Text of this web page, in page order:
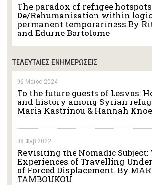
The paradox of refugee
De/Rehumanisation within
permanent temporariness.By
and Edurne Bartolome
ΤΕΛΕΥΤΑΙΕΣ ΕΝΗΜΕΡΩΣΕΙΣ
06 Μάιος 2024
To the future guests of Lesvos:
and history among Syrian
Maria Kastrinou & Hannah
08 Φεβ 2022
Revisiting the Nomadic Subject:
Experiences of Travelling
of Forced Displacement. By
TAMBOUKOU